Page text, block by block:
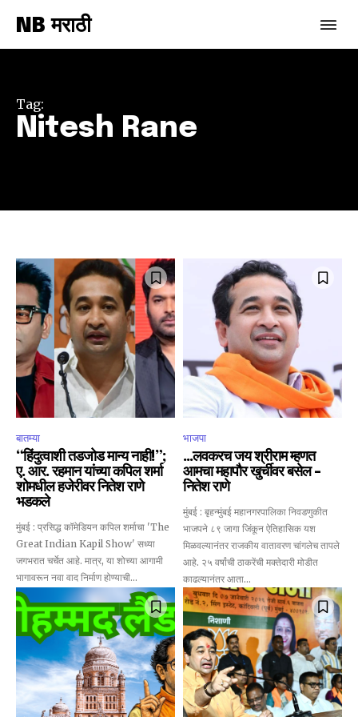
Join our community of
SUBSCRIBERS and be part of the
NB मराठी
Tag:
Nitesh Rane
बातम्या
“हिंदुत्वाशी तडजोड मान्य नाही!”;
ए. आर. रहमान यांच्या कपिल शर्मा
शोमधील हजेरीवर नितेश राणे
भडकले
मुंबई : प्रसिद्ध कॉमेडियन कपिल शर्माचा 'The
Great Indian Kapil Show' सध्या
जगभरात चर्चेत आहे. मात्र, या शोच्या आगामी
भागावरून नवा वाद निर्माण होण्याची...
भाजपा
…लवकरच जय श्रीराम म्हणत
आमचा महापौर खुर्चीवर बसेल –
नितेश राणे
मुंबई : बृहन्मुंबई महानगरपालिका निवडणुकीत
भाजपने ८९ जागा जिंकून ऐतिहासिक यश
मिळवल्यानंतर राजकीय वातावरण चांगलेच तापले
आहे. २५ वर्षांची ठाकरेंची मक्तेदारी मोडीत
काढल्यानंतर आता...